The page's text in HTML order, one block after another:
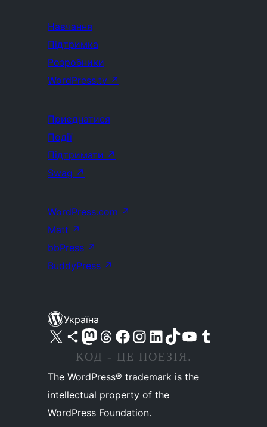
Навчання
Підтримка
Розробники
WordPress.tv ↗
Приєднатися
Події
Підтримати ↗
Swag ↗
WordPress.com ↗
Matt ↗
bbPress ↗
BuddyPress ↗
Україна
Visit our X (formerly Twitter) account
Visit our Bluesky account
Завітайте до нашої стрічки в Mastodon
Visit our Threads account
Завітайте на нашу сторінку в Facebook
Visit our Instagram account
Visit our LinkedIn account
Visit our TikTok account
Visit our YouTube channel
Visit our Tumblr account
КОД - ЦЕ ПОЕЗІЯ.
The WordPress® trademark is the
intellectual property of the
WordPress Foundation.